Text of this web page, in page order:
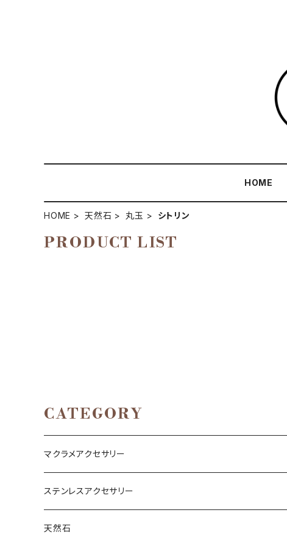
HOME
HOME 天然石 丸玉 シトリン
PRODUCT LIST
CATEGORY
マクラメアクセサリー
ネックレス
ブレスレット
ステンレスアクセサリー
ネックレス
天然石